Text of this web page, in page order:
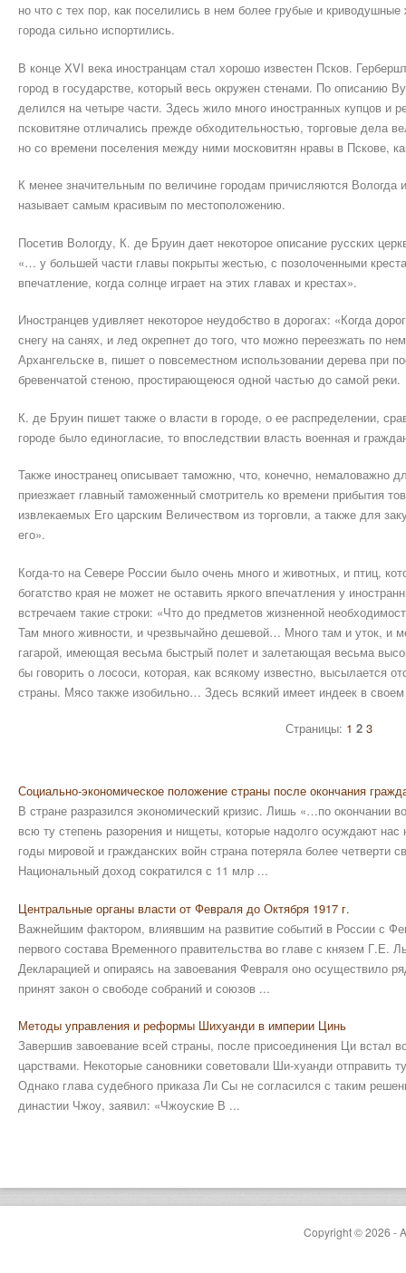
но что с тех пор, как поселились в нем более грубые и
города сильно испортились.
В конце XVI века иностранцам стал хорошо известен Псков.
город в государстве, который весь окружен стенами. По описанию
делился на четыре части. Здесь жило много иностранных купцов и
псковитяне отличались прежде обходительностью, торговые дела
но со времени поселения между ними московитян нравы в Пскове,
К менее значительным по величине городам причисляются
называет самым красивым по местоположению.
Посетив Вологду, К. де Бруин дает некоторое описание русских
«… у большей части главы покрыты жестью, с позолоченными
впечатление, когда солнце играет на этих главах и крестах».
Иностранцев удивляет некоторое неудобство в дорогах: «Когда
снегу на санях, и лед окрепнет до того, что можно переезжать по
Архангельске в, пишет о повсеместном использовании дерева при
бревенчатой стеною, простирающеюся одной частью до самой реки.
К. де Бруин пишет также о власти в городе, о ее распределении,
городе было единогласие, то впоследствии власть военная и
Также иностранец описывает таможню, что, конечно, немаловажно
приезжает главный таможенный смотритель ко времени прибытия
извлекаемых Его царским Величеством из торговли, а также для
его».
Когда-то на Севере России было очень много и животных, и птиц,
богатство края не может не оставить яркого впечатления у
встречаем такие строки: «Что до предметов жизненной
Там много живности, и чрезвычайно дешевой… Много там и уток, и
гагарой, имеющая весьма быстрый полет и залетающая весьма
бы говорить о лососи, которая, как всякому известно, высылается
страны. Мясо также изобильно… Здесь всякий имеет индеек в
Страницы: 1 2 3
Социально-экономическое положение страны после окончания
В стране разразился экономический кризис. Лишь «…по окончании
всю ту степень разорения и нищеты, которые надолго осуждают нас
годы мировой и гражданских войн страна потеряла более четверти
Национальный доход сократился с 11 млр ...
Центральные органы власти от Февраля до Октября 1917 г.
Важнейшим фактором, влиявшим на развитие событий в России с
первого состава Временного правительства во главе с князем Г.Е.
Декларацией и опираясь на завоевания Февраля оно осуществило
принят закон о свободе собраний и союзов ...
Методы управления и реформы Шихуанди в империи Цинь
Завершив завоевание всей страны, после присоединения Ци встал
царствами. Некоторые сановники советовали Ши-хуанди отправить
Однако глава судебного приказа Ли Сы не согласился с таким
династии Чжоу, заявил: «Чжоуские В ...
Copyright © 2026 -